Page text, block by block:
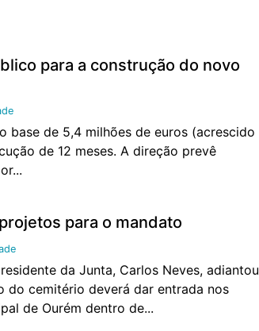
para a construção do novo
base de 5,4 milhões de euros (acrescido
de 12 meses. A direção prevê
para o mandato
da Junta, Carlos Neves, adiantou
do cemitério deverá dar entrada nos
de Ourém dentro de...